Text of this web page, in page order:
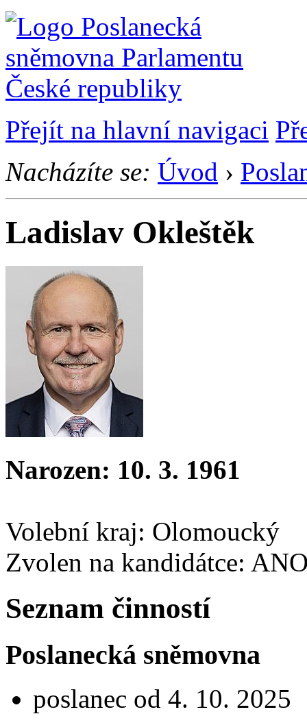
Přejít na hlavní navigaci
Nacházíte se: Úvod ›
Ladislav Okleštěk
Narozen: 10. 3. 1961
Volební kraj: Olomoucký
Zvolen na kandidátce:
Seznam činností
Poslanecká sněmovna
poslanec od 4. 10. 2025